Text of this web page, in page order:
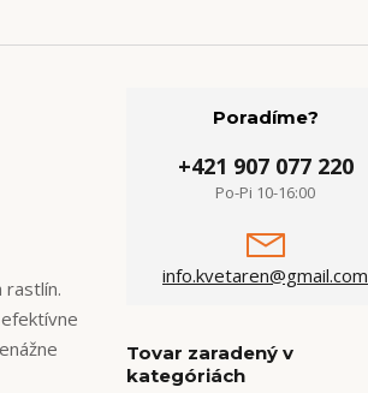
rastlín.
Poradíme?
+421 907 077 220
Po-Pi 10-16:00
info.kvetaren@gmail.com
Tovar zaradený v
kategóriách